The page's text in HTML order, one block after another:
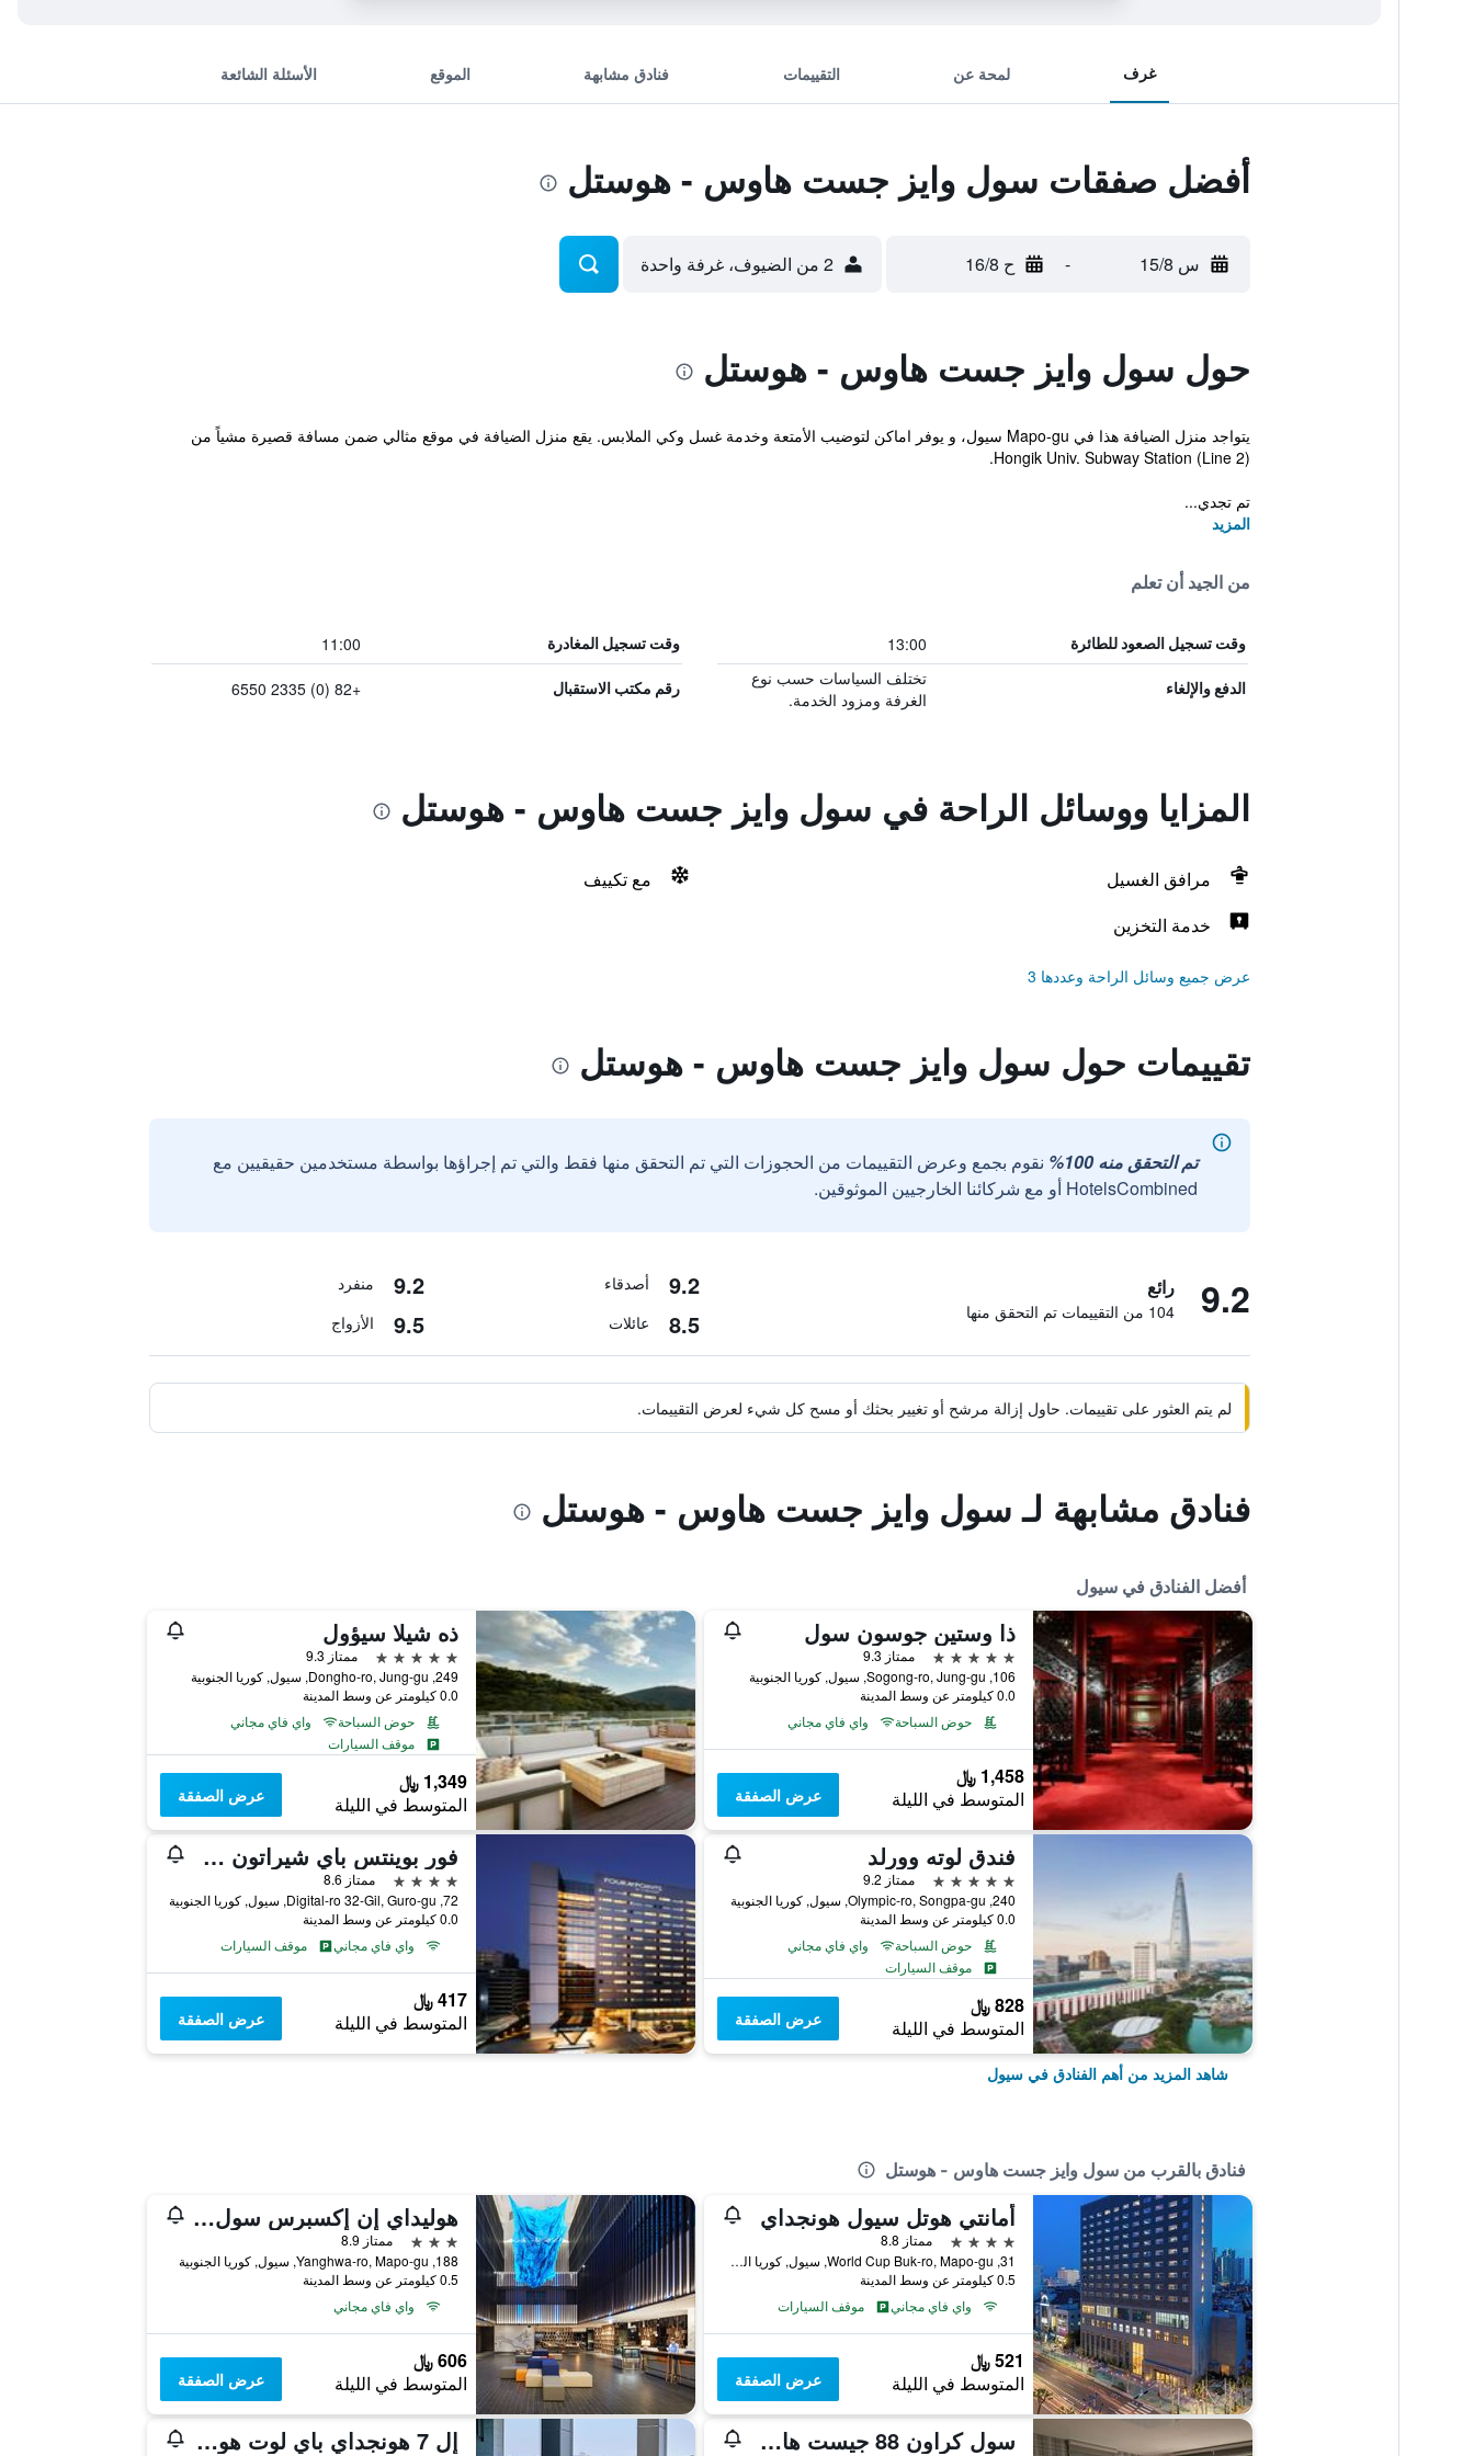
غرف لمحة عن التقييمات فنادق مشابهة الموقع الأسئلة الشائعة
أفضل صفقات سول وايز جست هاوس - هوستل
س 15/8 - ح 16/8 2 من الضيوف، غرفة واحدة
حول سول وايز جست هاوس - هوستل
يتواجد منزل الضيافة هذا في Mapo-gu سيول، و يوفر اماكن لتوضيب الأمتعة وخدمة غسل وكي الملابس. يقع منزل الضيافة في موقع مثالي ضمن مسافة قصيرة مشياً من
Hongik Univ. Subway Station (Line 2).
تم تجدي...
المزيد
من الجيد أن تعلم
وقت تسجيل الصعود للطائرة 13:00 وقت تسجيل المغادرة 11:00
الدفع والإلغاء
تختلف السياسات حسب نوع
الغرفة ومزود الخدمة.
رقم مكتب الاستقبال +82 (0) 2335 6550
المزايا ووسائل الراحة في سول وايز جست هاوس - هوستل
مرافق الغسيل
مع تكييف
خدمة التخزين
عرض جميع وسائل الراحة وعددها 3
تقييمات حول سول وايز جست هاوس - هوستل
تم التحقق منه 100%
نقوم بجمع وعرض التقييمات من الحجوزات التي تم التحقق منها فقط والتي تم إجراؤها بواسطة مستخدمين حقيقيين مع
HotelsCombined أو مع شركائنا الخارجيين الموثوقين.
9.2 رائع
104 من التقييمات تم التحقق منها
9.2 أصدقاء 9.2 منفرد
8.5 عائلات 9.5 الأزواج
لم يتم العثور على تقييمات. حاول إزالة مرشح أو تغيير بحثك أو مسح كل شيء لعرض التقييمات.
فنادق مشابهة لـ سول وايز جست هاوس - هوستل
أفضل الفنادق في سيول
ذا وستين جوسون سول
5 نجوم
ممتاز 9.3
106, Sogong-ro, Jung-gu, سيول, كوريا الجنوبية
0.0 كيلومتر عن وسط المدينة
حوض السباحة
واي فاي مجاني
1,458 ﷼
المتوسط في الليلة عرض الصفقة
ذه شيلا سيؤول
5 نجوم
ممتاز 9.3
249, Dongho-ro, Jung-gu, سيول, كوريا الجنوبية
0.0 كيلومتر عن وسط المدينة
حوض السباحة
واي فاي مجاني
موقف السيارات
1,349 ﷼
المتوسط في الليلة عرض الصفقة
فندق لوته وورلد
5 نجوم
ممتاز 9.2
240, Olympic-ro, Songpa-gu, سيول, كوريا الجنوبية
0.0 كيلومتر عن وسط المدينة
حوض السباحة
واي فاي مجاني
موقف السيارات
828 ﷼
المتوسط في الليلة عرض الصفقة
فور بوينتس باي شيراتون سول، جورو
4 نجوم
ممتاز 8.6
72, Digital-ro 32-Gil, Guro-gu, سيول, كوريا الجنوبية
0.0 كيلومتر عن وسط المدينة
واي فاي مجاني
موقف السيارات
417 ﷼
المتوسط في الليلة عرض الصفقة
شاهد المزيد من أهم الفنادق في سيول
فنادق بالقرب من سول وايز جست هاوس - هوستل
أمانتي هوتل سيول هونجداي
4 نجوم
ممتاز 8.8
31, World Cup Buk-ro, Mapo-gu, سيول, كوريا الجنوبية
0.5 كيلومتر عن وسط المدينة
واي فاي مجاني
موقف السيارات
521 ﷼
المتوسط في الليلة عرض الصفقة
هوليداي إن إكسبرس سول هونجداي باي آيتش جي
3 نجوم
ممتاز 8.9
188, Yanghwa-ro, Mapo-gu, سيول, كوريا الجنوبية
0.5 كيلومتر عن وسط المدينة
واي فاي مجاني
606 ﷼
المتوسط في الليلة عرض الصفقة
سول كراون 88 جيست هاوس - للضيوف الأجانب فقط إل 7 هونجداي باي لوت هوتلز